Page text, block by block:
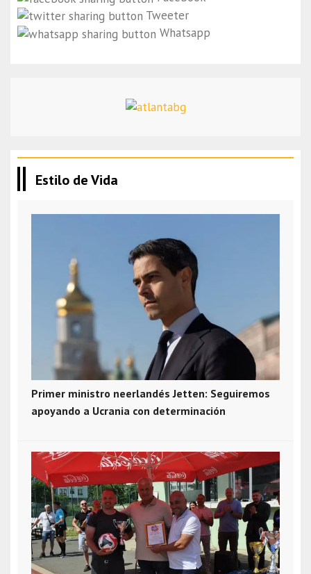
Tweeter
Whatsapp
Estilo de Vida
Primer ministro neerlandés Jetten: Seguiremos
apoyando a Ucrania con determinación